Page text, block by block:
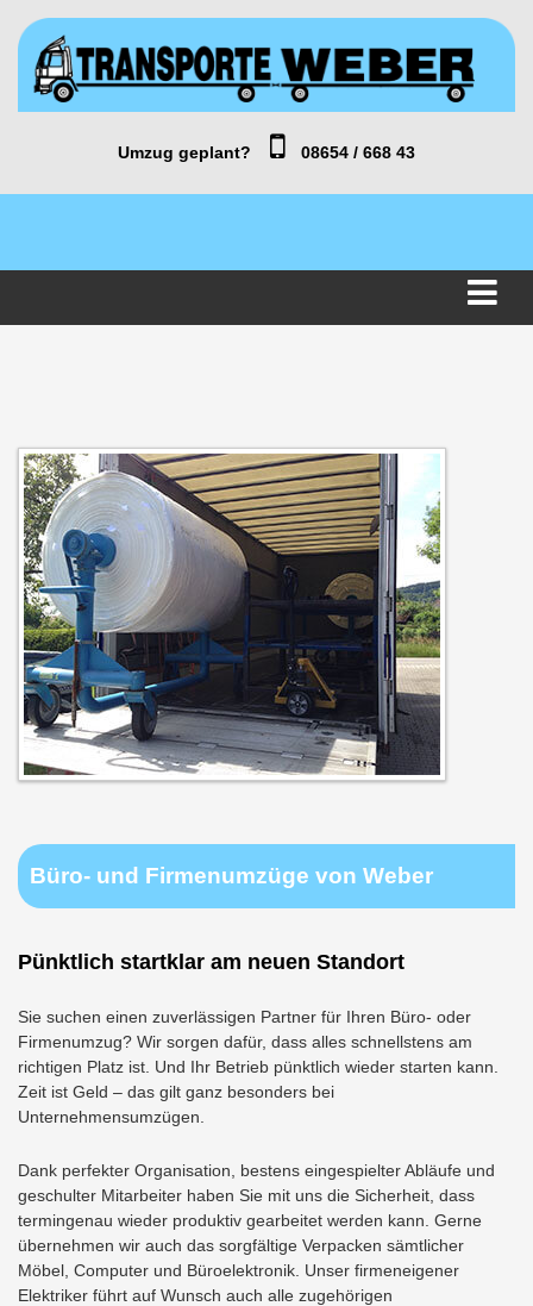
Umzug geplant? 08654 / 668 43
Büro- und Firmenumzüge von Weber
Pünktlich startklar am neuen Standort
Sie suchen einen zuverlässigen Partner für Ihren Büro- oder
Firmenumzug? Wir sorgen dafür, dass alles schnellstens am
richtigen Platz ist. Und Ihr Betrieb pünktlich wieder starten kann.
Zeit ist Geld – das gilt ganz besonders bei
Unternehmensumzügen.
Dank perfekter Organisation, bestens eingespielter Abläufe und
geschulter Mitarbeiter haben Sie mit uns die Sicherheit, dass
termingenau wieder produktiv gearbeitet werden kann. Gerne
übernehmen wir auch das sorgfältige Verpacken sämtlicher
Möbel, Computer und Büroelektronik. Unser firmeneigener
Elektriker führt auf Wunsch auch alle zugehörigen